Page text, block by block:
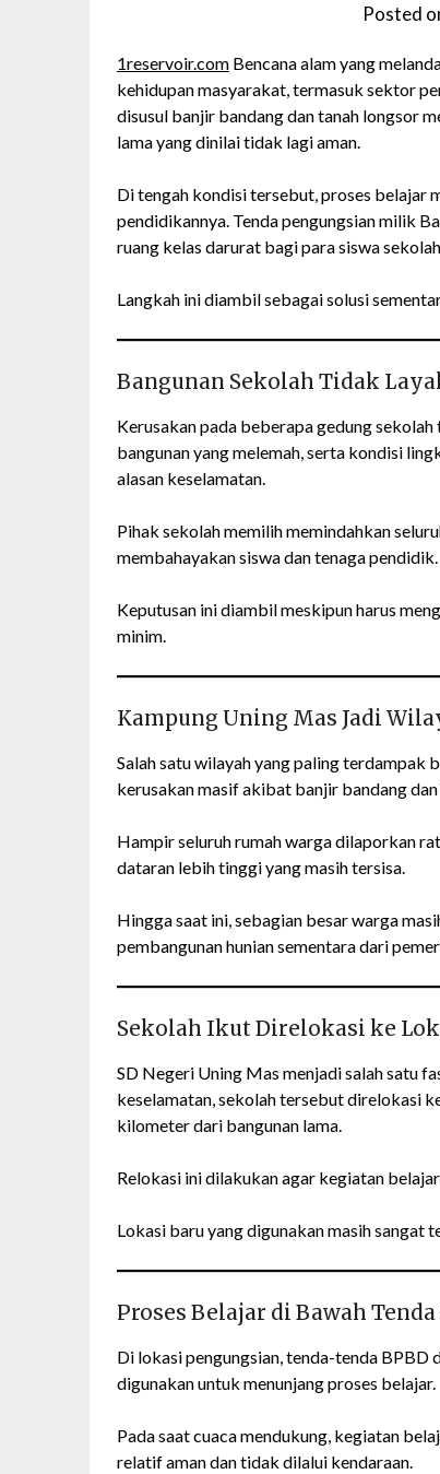
Posted
1reservoir.com Bencana alam yang
kehidupan masyarakat, termasuk sektor
disusul banjir bandang dan tanah longsor
lama yang dinilai tidak lagi aman.
Di tengah kondisi tersebut, proses belajar
pendidikannya. Tenda pengungsian milik
ruang kelas darurat bagi para siswa
Langkah ini diambil sebagai solusi
Bangunan Sekolah Tidak
Kerusakan pada beberapa gedung
bangunan yang melemah, serta kondisi
alasan keselamatan.
Pihak sekolah memilih memindahkan
membahayakan siswa dan tenaga pendidik.
Keputusan ini diambil meskipun harus
minim.
Kampung Uning Mas Jadi
Salah satu wilayah yang paling terdampak
kerusakan masif akibat banjir bandang
Hampir seluruh rumah warga dilaporkan
dataran lebih tinggi yang masih tersisa.
Hingga saat ini, sebagian besar warga
pembangunan hunian sementara dari
Sekolah Ikut Direlokasi ke
SD Negeri Uning Mas menjadi salah satu
keselamatan, sekolah tersebut direlokasi
kilometer dari bangunan lama.
Relokasi ini dilakukan agar kegiatan
Lokasi baru yang digunakan masih sangat
Proses Belajar di Bawah
Di lokasi pengungsian, tenda-tenda BPBD
digunakan untuk menunjang proses belajar.
Pada saat cuaca mendukung, kegiatan
relatif aman dan tidak dilalui kendaraan.